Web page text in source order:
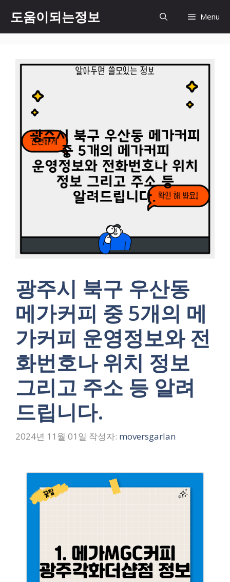
츠
도움이되는정보 Menu
광주시 북구 우산동
메가커피 중 5개의 메
가커피 운영정보와 전
화번호나 위치 정보
그리고 주소 등 알려
드립니다.
2024년 11월 01일 작성자: moversgarlan